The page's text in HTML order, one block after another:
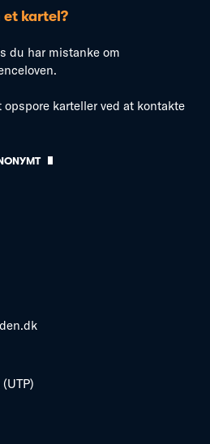
et kartel?
du har mistanke om
karteller ved at kontakte